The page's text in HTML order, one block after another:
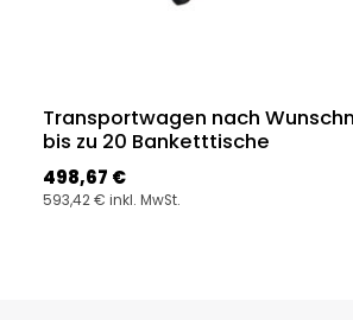
Transportwagen nach
bis zu 20 Banketttische
Regulärer Preis:
498,67 €
593,42 € inkl. MwSt.